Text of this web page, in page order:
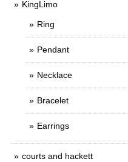
KingLimo
Ring
Pendant
Necklace
Bracelet
Earrings
courts and hackett